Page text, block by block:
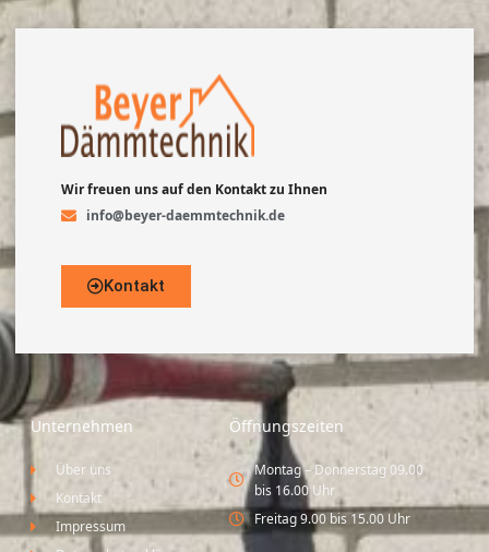
Wir freuen uns auf den Kontakt zu Ihnen
info@beyer-daemmtechnik.de
Kontakt
Unternehmen
Über uns
Kontakt
Impressum
Öffnungszeiten
Montag – Donnerstag 09.00
bis 16.00 Uhr
Freitag 9.00 bis 15.00 Uhr